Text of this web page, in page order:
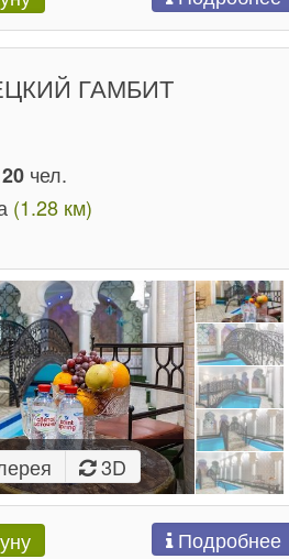
ГАМБИТ
20 чел.
(1.28 км)
3D
Подробнее